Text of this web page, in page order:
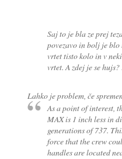
Saj to je bla ze prej
povezavo in bolj je
vrtet tisto kolo in v
vrtet. A zdej je se
Lahko je problem, če
As a point of interest,
MAX is 1 inch less in
generations of 737.
force that the crew
handles are located